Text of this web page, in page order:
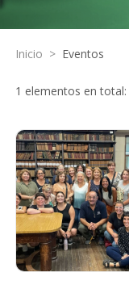
Inicio > Eventos
1 elementos en total: